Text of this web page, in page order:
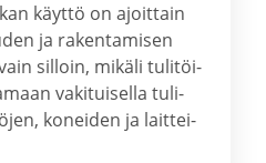
käyt­tö on ajoit­tain
ja ra­ken­ta­mi­sen
sil­loin, mi­kä­li tu­li­töi­
va­ki­tui­sel­la tu­li­
ko­nei­den ja lait­tei­